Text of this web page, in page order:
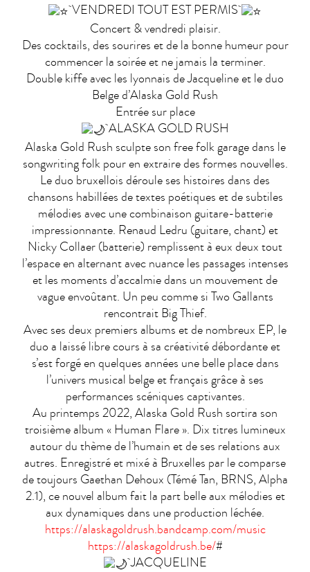
VENDREDI TOUT EST PERMIS
Concert & vendredi plaisir.
Des cocktails, des sourires et de la bonne humeur pour
commencer la soirée et ne jamais la terminer.
Double kiffe avec les lyonnais de Jacqueline et le duo
Belge d’Alaska Gold Rush
Entrée sur place
ALASKA GOLD RUSH
Alaska Gold Rush sculpte son free folk garage dans le
songwriting folk pour en extraire des formes nouvelles.
Le duo bruxellois déroule ses histoires dans des
chansons habillées de textes poétiques et de subtiles
mélodies avec une combinaison guitare-batterie
impressionnante. Renaud Ledru (guitare, chant) et
Nicky Collaer (batterie) remplissent à eux deux tout
l’espace en alternant avec nuance les passages intenses
et les moments d’accalmie dans un mouvement de
vague envoûtant. Un peu comme si Two Gallants
rencontrait Big Thief.
Avec ses deux premiers albums et de nombreux EP, le
duo a laissé libre cours à sa créativité débordante et
s’est forgé en quelques années une belle place dans
l’univers musical belge et français grâce à ses
performances scéniques captivantes.
Au printemps 2022, Alaska Gold Rush sortira son
troisième album « Human Flare ». Dix titres lumineux
autour du thème de l’humain et de ses relations aux
autres. Enregistré et mixé à Bruxelles par le comparse
de toujours Gaethan Dehoux (Témé Tan, BRNS, Alpha
2.1), ce nouvel album fait la part belle aux mélodies et
aux dynamiques dans une production léchée.
https://alaskagoldrush.bandcamp.com/music
https://alaskagoldrush.be/#
JACQUELINE